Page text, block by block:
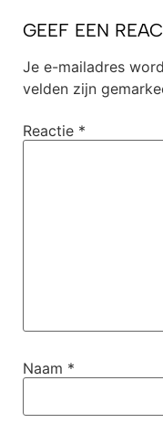
GEEF EEN
Je e-mailadres
velden zijn
Reactie *
Naam *